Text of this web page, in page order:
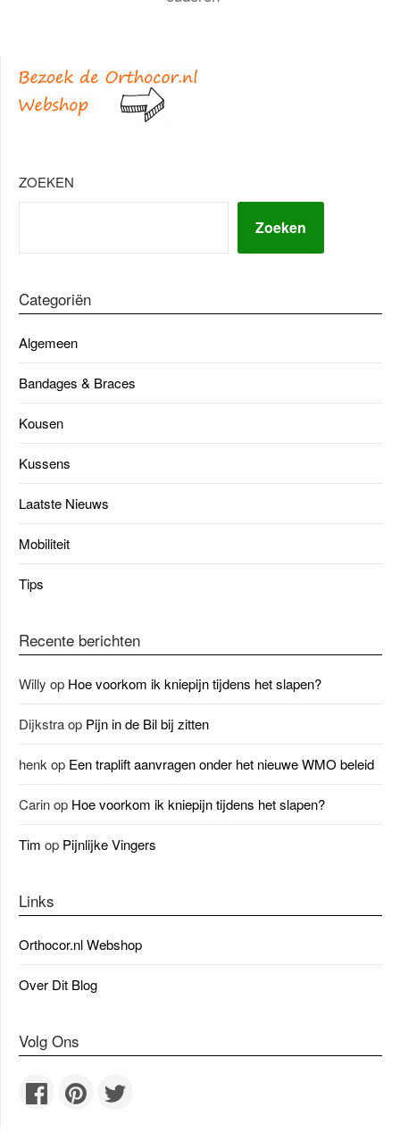
ZOEKEN
Zoeken
Categoriën
Algemeen
Bandages & Braces
Kousen
Kussens
Laatste Nieuws
Mobiliteit
Tips
Recente berichten
Willy op Hoe voorkom ik kniepijn tijdens het slapen?
Dijkstraop Pijn in de Bil bij zitten
henkop Een traplift aanvragen onder het nieuwe WMO beleid
Carinop Hoe voorkom ik kniepijn tijdens het slapen?
Tim op Pijnlijke Vingers
Links
Orthocor.nl Webshop
Over Dit Blog
Volg Ons